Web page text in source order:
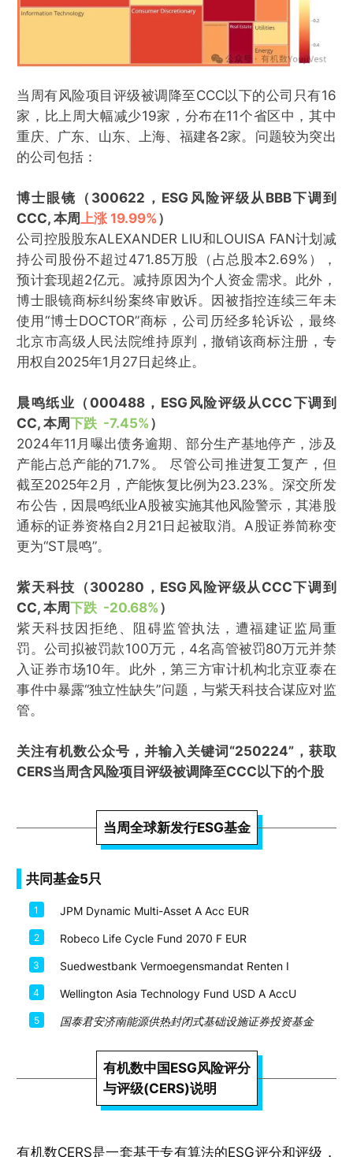
当周有风险项目评级被调降至CCC以下的公司只有16
家，比上周大幅减少19家，分布在11个省区中，其中
重庆、广东、山东、上海、福建各2家。问题较为突出
的公司包括：
博士眼镜（300622，ESG风险评级从BBB下调到
CCC, 本周上涨 19.99%）
公司控股股东ALEXANDER LIU和LOUISA FAN计划减
持公司股份不超过471.85万股（占总股本2.69%），
预计套现超2亿元。减持原因为个人资金需求。此外，
博士眼镜商标纠纷案终审败诉。因被指控连续三年未
使用“博士DOCTOR”商标，公司历经多轮诉讼，最终
北京市高级人民法院维持原判，撤销该商标注册，专
用权自2025年1月27日起终止。
晨鸣纸业（000488，ESG风险评级从CCC下调到
CC, 本周下跌 -7.45%）
2024年11月曝出债务逾期、部分生产基地停产，涉及
产能占总产能的71.7%。 尽管公司推进复工复产，但
截至2025年2月，产能恢复比例为23.23%。深交所发
布公告，因晨鸣纸业A股被实施其他风险警示，其港股
通标的证券资格自2月21日起被取消。A股证券简称变
更为“ST晨鸣”。
紫天科技（300280，ESG风险评级从CCC下调到
CC, 本周下跌 -20.68%）
紫天科技因拒绝、阻碍监管执法，遭福建证监局重
罚。公司拟被罚款100万元，4名高管被罚80万元并禁
入证券市场10年。此外，第三方审计机构北京亚泰在
事件中暴露“独立性缺失”问题，与紫天科技合谋应对监
管。
关注有机数公众号，并输入关键词“250224”，获取
CERS当周含风险项目评级被调降至CCC以下的个股
当周全球新发行ESG基金
共同基金5只
1 JPM Dynamic Multi-Asset A Acc EUR
2 Robeco Life Cycle Fund 2070 F EUR
3 Suedwestbank Vermoegensmandat Renten I
4 Wellington Asia Technology Fund USD A AccU
5 国泰君安济南能源供热封闭式基础设施证券投资基金
有机数中国ESG风险评分
与评级(CERS)说明
有机数CERS是一套基于专有算法的ESG评分和评级，